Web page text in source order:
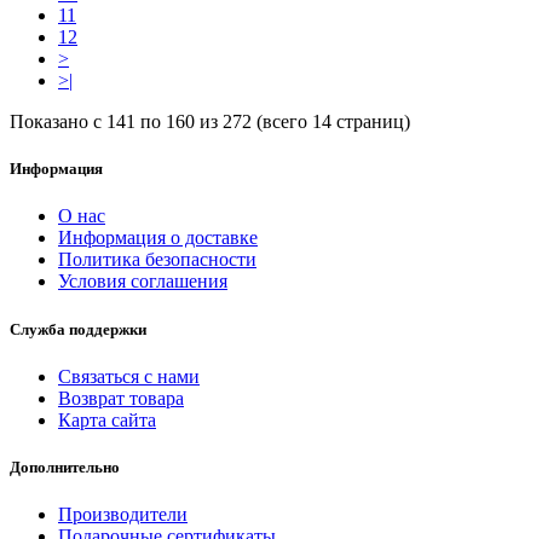
11
12
>
>|
Показано с 141 по 160 из 272 (всего 14 страниц)
Информация
О нас
Информация о доставке
Политика безопасности
Условия соглашения
Служба поддержки
Связаться с нами
Возврат товара
Карта сайта
Дополнительно
Производители